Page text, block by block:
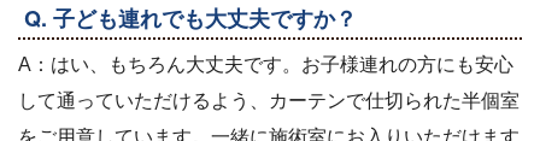
Q. 子ども連れでも大丈夫ですか？
A：はい、もちろん大丈夫です。お子様連れの方にも安心
して通っていただけるよう、カーテンで仕切られた半個室
をご用意しています。一緒に施術室にお入りいただけます